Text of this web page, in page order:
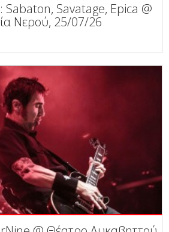
Sabaton, Savatage, Epica @
Νερού, 25/07/26